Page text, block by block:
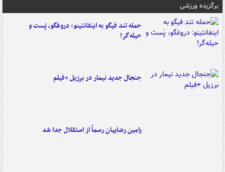
برگزیده ورزشی
حمله تند فیگو به اینفانتینو: دروغگو، پَست‌ و
حیله‌گر!
جنجال جدید نیمار در برزیل +فیلم
رامین رضاییان رسماً از استقلال جدا شد